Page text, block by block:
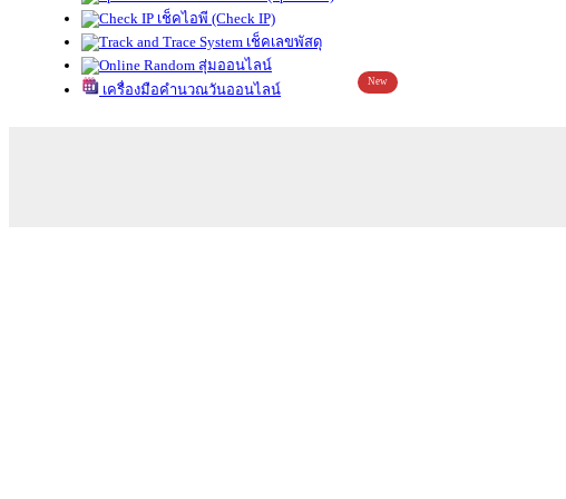
เช็คไอพี (Check IP)
เช็คเลขพัสดุ
สุ่มออนไลน์
เครื่องมือคำนวณวันออนไลน์
New